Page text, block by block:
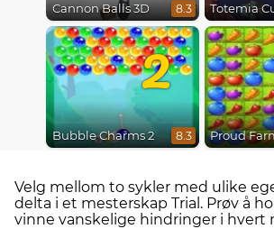
Cannon Balls 3D 8.3
2
Bubble Charms 2 8.3 Proud
Velg mellom to sykler med ulike
delta i et mesterskap Trial. Prøv å
vinne vanskelige hindringer i hvert